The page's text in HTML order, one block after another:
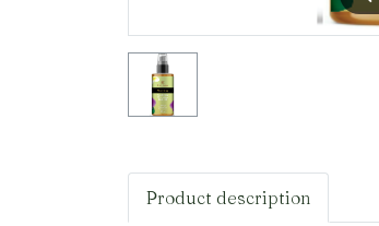
Product description